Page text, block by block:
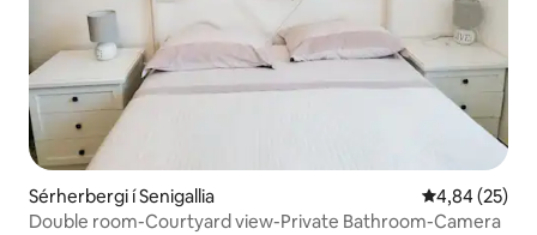
Sérherbergi í Senigallia 4,84 af 5 í
4,84 (25)
Double room-Courtyard view-Private Bathroom-Camera